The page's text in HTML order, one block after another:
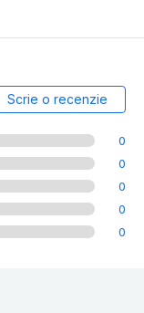
Scrie o recenzie
0
0
0
0
0